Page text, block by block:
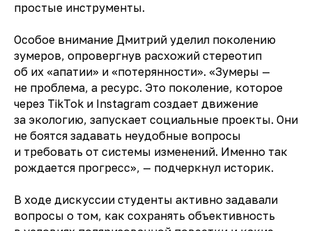
простые инструменты.
Особое внимание Дмитрий уделил поколению
зумеров, опровергнув расхожий стереотип
об их «апатии» и «потерянности». «Зумеры —
не проблема, а ресурс. Это поколение, которое
через TikTok и Instagram создает движение
за экологию, запускает социальные проекты. Они
не боятся задавать неудобные вопросы
и требовать от системы изменений. Именно так
рождается прогресс», — подчеркнул историк.
В ходе дискуссии студенты активно задавали
вопросы о том, как сохранять объективность